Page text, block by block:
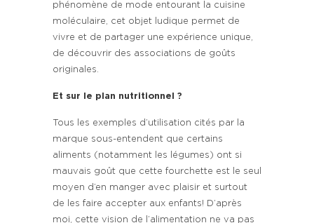
phénomène de mode entourant la cuisine
moléculaire, cet objet ludique permet de
vivre et de partager une expérience unique,
de découvrir des associations de goûts
originales.
Et sur le plan nutritionnel ?
Tous les exemples d’utilisation cités par la
marque sous-entendent que certains
aliments (notamment les légumes) ont si
mauvais goût que cette fourchette est le seul
moyen d’en manger avec plaisir et surtout
de les faire accepter aux enfants! D’après
moi, cette vision de l’alimentation ne va pas